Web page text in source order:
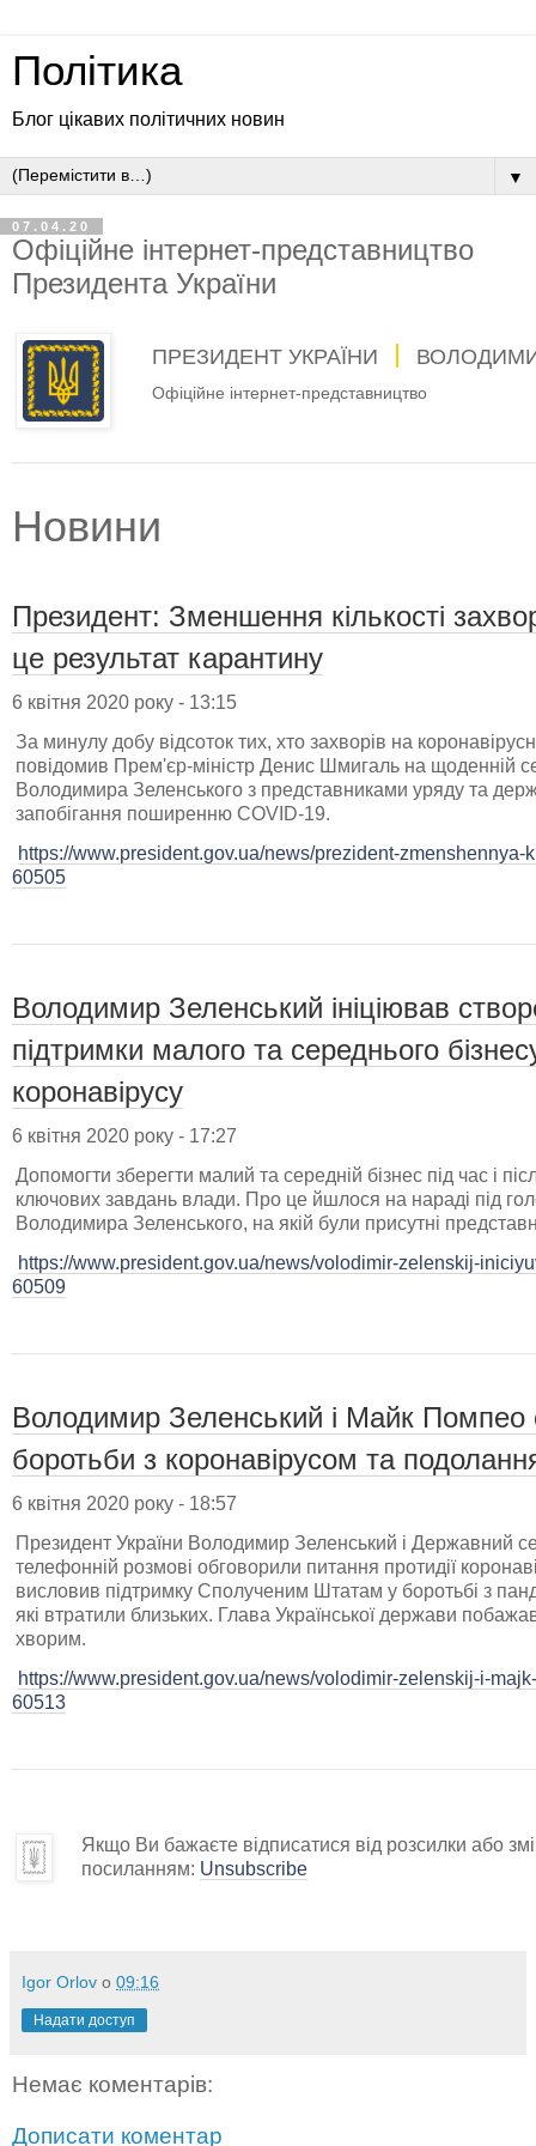
Політика
Блог цікавих політичних новин
▼
07.04.20
Офіційне інтернет-представництво
Президента України
ПРЕЗИДЕНТ УКРАЇНИ
Офіційне інтернет-представництво
Новини
Президент: Зменшення кількості
це результат карантину
6 квітня 2020 року - 13:15
За минулу добу відсоток тих, хто захворів на
повідомив Прем'єр-міністр Денис Шмигаль на щоденній
Володимира Зеленського з представниками уряду та
запобігання поширенню COVID-19.
https://www.president.gov.ua/news/prezident-
60505
Володимир Зеленський ініціював
підтримки малого та середнього
коронавірусу
6 квітня 2020 року - 17:27
Допомогти зберегти малий та середній бізнес під час і
ключових завдань влади. Про це йшлося на нараді під
Володимира Зеленського, на якій були присутні
https://www.president.gov.ua/news/volodimir-zelenskij-
60509
Володимир Зеленський і Майк Помпео
боротьби з коронавірусом та
6 квітня 2020 року - 18:57
Президент України Володимир Зеленський і Державний
телефонній розмові обговорили питання протидії
висловив підтримку Сполученим Штатам у боротьбі з
які втратили близьких. Глава Української держави
хворим.
https://www.president.gov.ua/news/volodimir-zelenskij-i-
60513
Якщо Ви бажаєте відписатися від розсилки або
посиланням: Unsubscribe
Igor Orlov о 09:16
Надати доступ
Немає коментарів:
Дописати коментар